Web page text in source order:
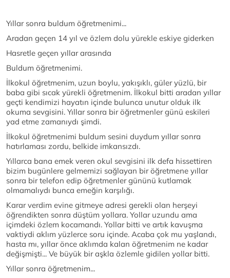
Yıllar sonra buldum öğretmenimi...
Aradan geçen 14 yıl ve özlem dolu yürekle eskiye giderken
Hasretle geçen yıllar arasında
Buldum öğretmenimi.
İlkokul öğretmenim, uzun boylu, yakışıklı, güler yüzlü, bir
baba gibi sıcak yürekli öğretmenim. İlkokul bitti aradan yıllar
geçti kendimizi hayatın içinde bulunca unutur olduk ilk
okuma sevgisini. Yıllar sonra bir öğretmenler günü eskileri
yad etme zamanıydı şimdi.
İlkokul öğretmenimi buldum sesini duydum yıllar sonra
hatırlaması zordu, belkide imkansızdı.
Yıllarca bana emek veren okul sevgisini ilk defa hissettiren
bizim bugünlere gelmemizi sağlayan bir öğretmene yıllar
sonra bir telefon edip öğretmenler gününü kutlamak
olmamalıydı bunca emeğin karşılığı.
Karar verdim evine gitmeye adresi gerekli olan herşeyi
öğrendikten sonra düştüm yollara. Yollar uzundu ama
içimdeki özlem kocamandı. Yollar bitti ve artık kavuşma
vaktiydi aklım yüzlerce soru içinde. Acaba çok mu yaşlandı,
hasta mı, yıllar önce aklımda kalan öğretmenim ne kadar
değişmişti... Ve büyük bir aşkla özlemle gidilen yollar bitti.
Yıllar sonra öğretmenim...